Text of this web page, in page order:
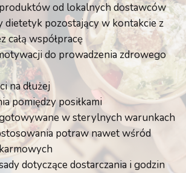
od lokalnych dostawców
dietetyk pozostający w kontakcie z
całą współpracę
do prowadzenia zdrowego
na dłużej
pomiędzy posiłkami
w sterylnych warunkach
potraw nawet wśród
dotyczące dostarczania i godzin